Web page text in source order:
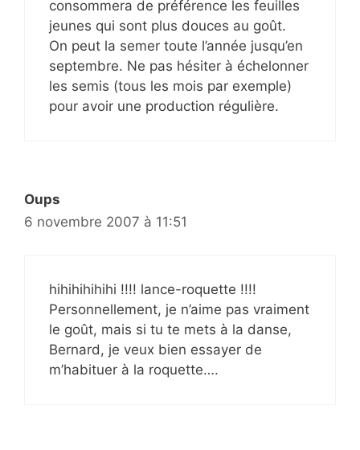
consommera de préférence les feuilles
jeunes qui sont plus douces au goût.
On peut la semer toute l’année jusqu’en
septembre. Ne pas hésiter à échelonner
les semis (tous les mois par exemple)
pour avoir une production régulière.
Oups
6 novembre 2007 à 11:51
hihihihihihi !!!! lance-roquette !!!!
Personnellement, je n’aime pas vraiment
le goût, mais si tu te mets à la danse,
Bernard, je veux bien essayer de
m’habituer à la roquette….